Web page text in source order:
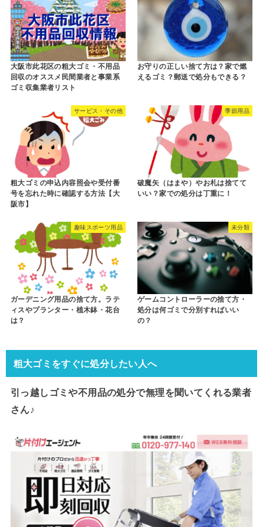
大阪市此花区の粗大ゴミ・不用品
回収のオススメ民間業者と事業系
ゴミ収集業者リスト
お守りの正しい捨て方は？家で燃
えるゴミ？郵送で処分もできる？
サービス・その他
粗大ゴミの申込内容照会や受付番
号を忘れた時に確認する方法【大
阪市】
季節用品
破魔矢（はまや）やお札は捨てて
いい？家での処分は丁重に！
趣味スポーツ用品
ガーデニング用品の捨て方。ラテ
ィスやプランター・植木鉢・花台
は？
未分類
ゲームコントローラーの捨て方・
処分は何ゴミで分別すればいい
の？
粗大ゴミをすぐに処分したい人へ
引っ越しゴミや不用品の処分で無理を聞いてくれる業者
さん♪